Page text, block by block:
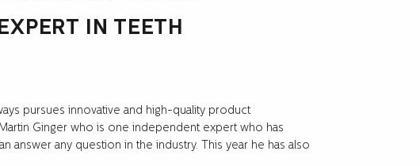
IN TEETH
pursues innovative and high-quality product
Ginger who is one independent expert who has
answer any question in the industry. This year he has also